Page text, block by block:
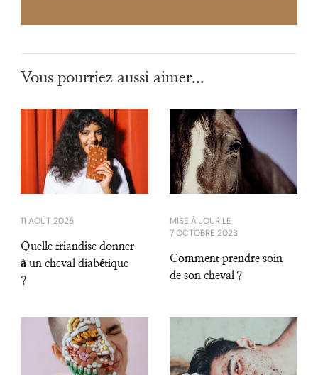
Vous pourriez aussi aimer...
11 AOÛT 2025
Quelle friandise donner
à un cheval diabétique
?
MISE À JOUR LE
7 OCTOBRE 2023
Comment prendre soin
de son cheval ?